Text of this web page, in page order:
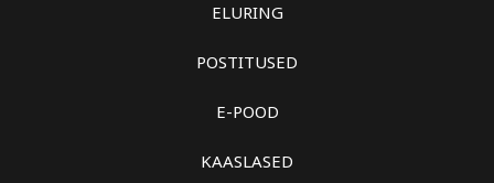
ELURING
POSTITUSED
E-POOD
KAASLASED